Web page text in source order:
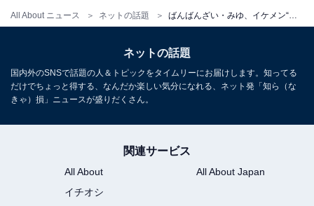
All About ニュース ネットの話題
ネットの話題
国内外のSNSで話題の人＆トピックをタイムリーにお届けします。知ってる
だけでちょっと得する、なんだか楽しい気分になれる、ネット発「知ら（な
きゃ）損」ニュースが盛りだくさん。
関連サービス
All About
All About Japan
イチオシ